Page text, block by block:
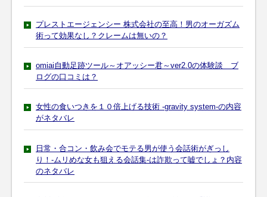
プレストエージェンシー 株式会社の至高！男のオーガズム
術って効果なし？クレームは無いの？
omiai自動足跡ツール～オアッシー君～ver2.0の体験談 ブ
ログの口コミは？
女性の食いつきを１０倍上げる技術 -gravity system-の内容
がネタバレ
日常・合コン・飲み会でモテる男が使う会話術がぎっし
り！-ムリめな女も狙える会話集-は詐欺って嘘でしょ？内容
のネタバレ